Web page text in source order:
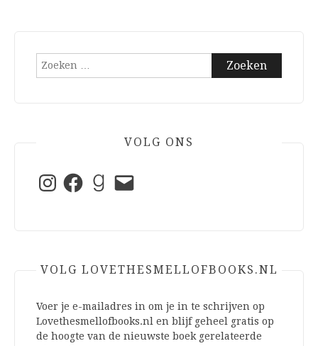
Zoeken
naar:
VOLG ONS
InstagramFacebookGoodreads
E-
mail
VOLG LOVETHESMELLOFBOOKS.NL
Voer je e-mailadres in om je in te schrijven op
Lovethesmellofbooks.nl en blijf geheel gratis op
de hoogte van de nieuwste boek gerelateerde